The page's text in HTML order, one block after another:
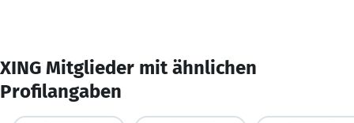
XING Mitglieder mit ähnlichen
Profilangaben